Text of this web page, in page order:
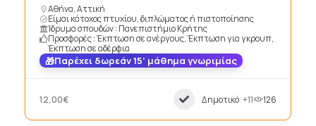
Αθήνα, Αττική
Είμαι κάτοχος πτυχίου, διπλώματος ή πιστοποίησης
Ίδρυμα σπουδών : Πανεπιστήμιο Κρήτης
Προσφορές : Έκπτωση σε ανέργους, Έκπτωση για γκρουπ,
Έκπτωση σε αδέρφια
Παρέχει δωρεάν 15’ μάθημα γνωριμίας
12,00€ Δημοτικό +11 126